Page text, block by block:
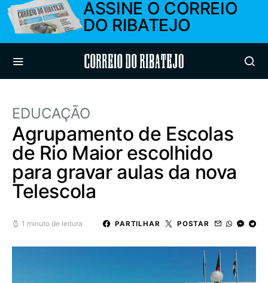
ASSINE O CORREIO
DO RIBATEJO
Correio do Ribatejo
EDUCAÇÃO
Agrupamento de Escolas
de Rio Maior escolhido
para gravar aulas da nova
Telescola
1 minuto de leitura PARTILHAR POSTAR